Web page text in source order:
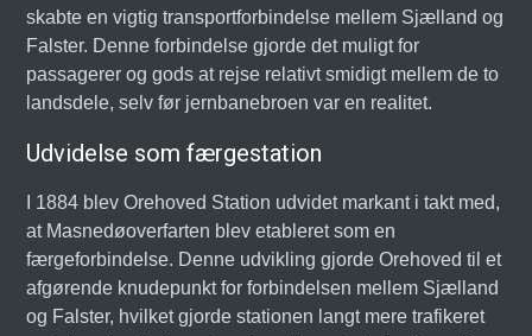
skabte en vigtig transportforbindelse mellem Sjælland og
Falster. Denne forbindelse gjorde det muligt for
passagerer og gods at rejse relativt smidigt mellem de to
landsdele, selv før jernbanebroen var en realitet.
Udvidelse som færgestation
I 1884 blev Orehoved Station udvidet markant i takt med,
at Masnedøoverfarten blev etableret som en
færgeforbindelse. Denne udvikling gjorde Orehoved til et
afgørende knudepunkt for forbindelsen mellem Sjælland
og Falster, hvilket gjorde stationen langt mere trafikeret